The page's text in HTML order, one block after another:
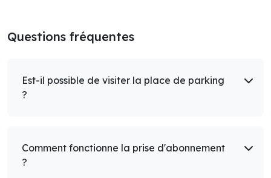
Questions fréquentes
Est-il possible de visiter la place de parking
?
Comment fonctionne la prise d'abonnement
?